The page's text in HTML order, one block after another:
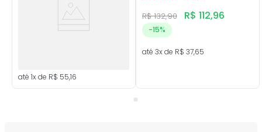
até 1x de R$ 55,16
R$ 132,90 R$ 112,96
-15%
até 3x de R$ 37,65